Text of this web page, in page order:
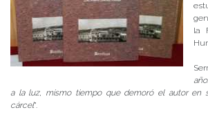
la
a la luz, mismo tiempo que demoró el autor en
cárcel”.